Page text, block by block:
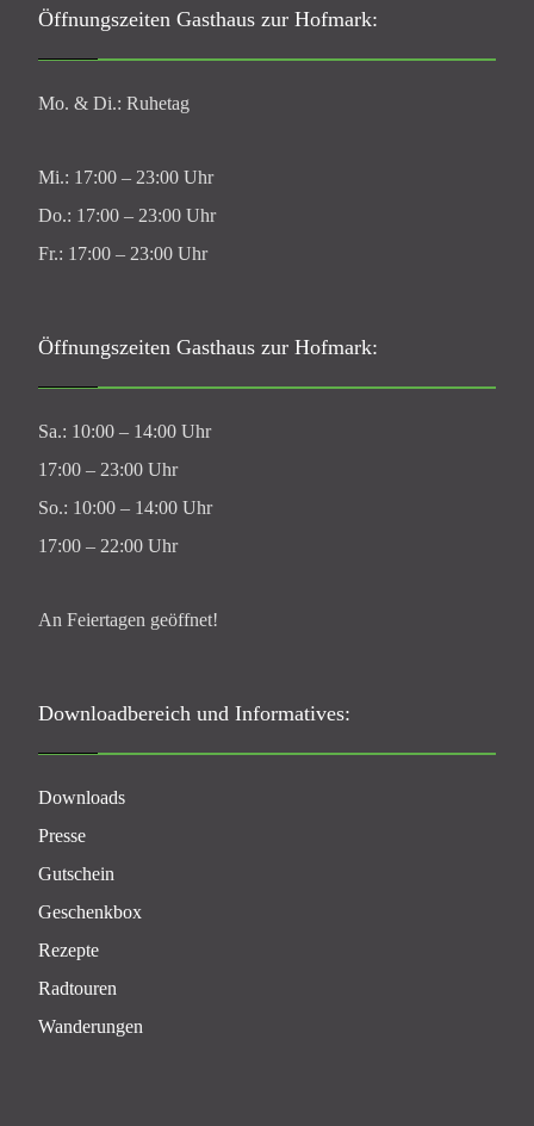
Öffnungszeiten Gasthaus zur Hofmark:
Mo. & Di.: Ruhetag
Mi.: 17:00 – 23:00 Uhr
Do.: 17:00 – 23:00 Uhr
Fr.: 17:00 – 23:00 Uhr
Öffnungszeiten Gasthaus zur Hofmark:
Sa.: 10:00 – 14:00 Uhr
17:00 – 23:00 Uhr
So.: 10:00 – 14:00 Uhr
17:00 – 22:00 Uhr
An Feiertagen geöffnet!
Downloadbereich und Informatives:
Downloads
Presse
Gutschein
Geschenkbox
Rezepte
Radtouren
Wanderungen